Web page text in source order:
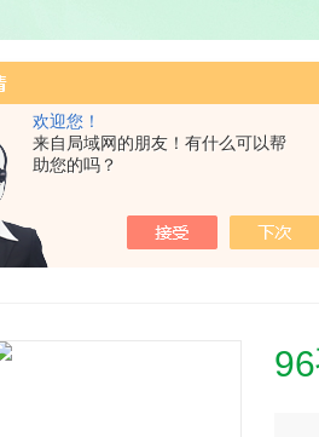
欢迎您！
来自局域网的朋友！有什么可以帮
助您的吗？
，PRP凝胶加热机孵育制备器，脂肪注射器离心机，大自血摇床，氮吹仪。